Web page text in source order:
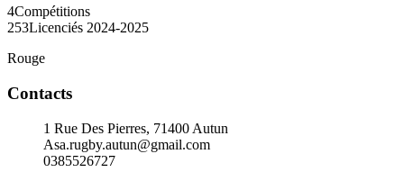
4Compétitions
253Licenciés 2024-2025
Rouge
Contacts
1 Rue Des Pierres, 71400 Autun
Asa.rugby.autun@gmail.com
0385526727